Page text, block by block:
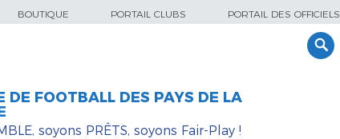
BOUTIQUE PORTAIL CLUBS PORTAIL DES OFFICIELS
DE FOOTBALL DES PAYS DE LA
soyons PRÊTS, soyons Fair-Play !